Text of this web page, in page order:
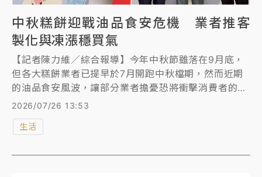
中秋糕餅迎戰油品食安危機 業者推客
製化與凍漲穩買氣
【記者陳力維／綜合報導】今年中秋節雖落在9月底，
但各大糕餅業者已提早於7月開跑中秋檔期，然而近期
的油品食安風波，讓部分業者擔憂恐將衝擊消費者的送
禮意願。儘管如此，多家知名品牌業者皆出面澄清，糕
限，並分別祭出客製化禮盒、精簡包裝凍漲售價，以及
2026/07/26 13:53
生活